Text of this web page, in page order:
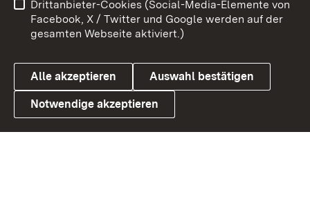
Link zum Landesportal
Benutzungshinweise
Barrierefreiheit
Datenschutz
Cookies
Drittanbieter-Cookies (Social-Media-Elemente von
Facebook, X / Twitter und Google werden auf der
gesamten Webseite aktiviert.)
Alle akzeptieren Auswahl bestätigen
Notwendige akzeptieren